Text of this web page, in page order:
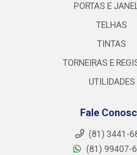
PORTAS E
TELHAS
TINTAS
TORNEIRAS E
UTILIDADES
Fale
(81) 3441-
(81) 99407-